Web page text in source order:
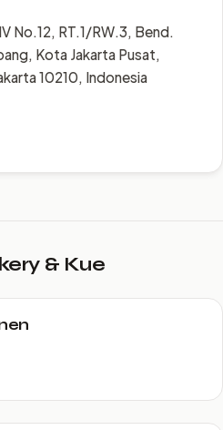
No.12, RT.1/RW.3, Bend.
Kota Jakarta Pusat,
10210, Indonesia
& Kue